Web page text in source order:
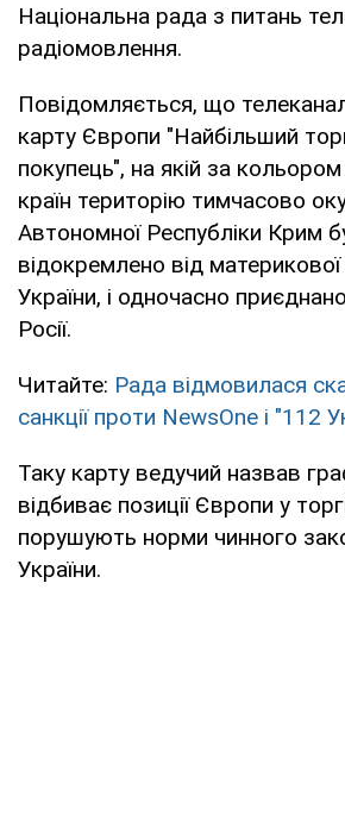
Національна рада з питань
радіомовлення.
Повідомляється, що
карту Європи "Найбільший
покупець", на якій за
країн територію тимчасово
Автономної Республіки Крим
відокремлено від
України, і одночасно
Росії.
Читайте: Рада відмовилася
санкції проти NewsOne і "112
Таку карту ведучий назвав
відбиває позиції Європи у
порушують норми чинного
України.